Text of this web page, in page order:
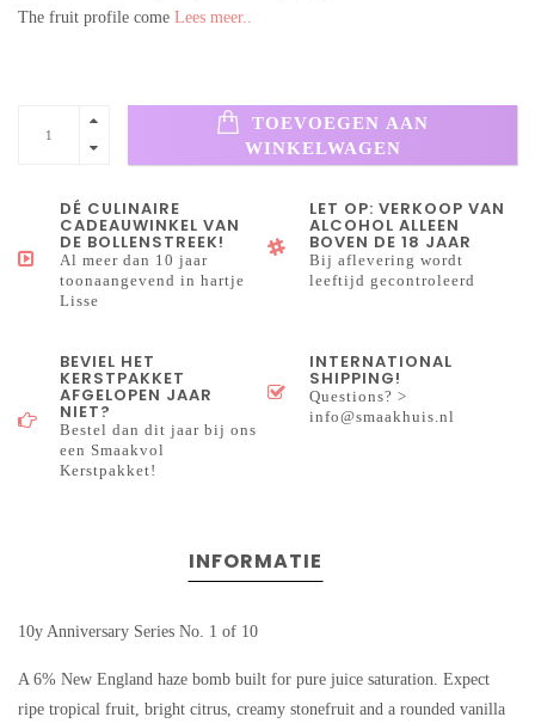
The fruit profile come Lees meer..
TOEVOEGEN AAN
WINKELWAGEN
DÉ CULINAIRE
CADEAUWINKEL VAN
DE BOLLENSTREEK!
Al meer dan 10 jaar
toonaangevend in hartje
Lisse
LET OP: VERKOOP VAN
ALCOHOL ALLEEN
BOVEN DE 18 JAAR
Bij aflevering wordt
leeftijd gecontroleerd
BEVIEL HET
KERSTPAKKET
AFGELOPEN JAAR
NIET?
Bestel dan dit jaar bij ons
een Smaakvol
Kerstpakket!
INTERNATIONAL
SHIPPING!
Questions? >
info@smaakhuis.nl
INFORMATIE
10y Anniversary Series No. 1 of 10
A 6% New England haze bomb built for pure juice saturation. Expect
ripe tropical fruit, bright citrus, creamy stonefruit and a rounded vanilla